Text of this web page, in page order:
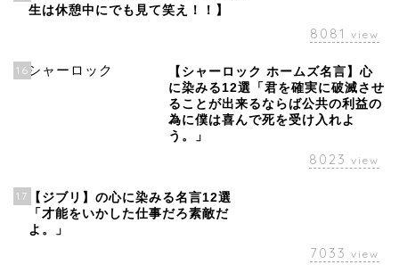
生は休憩中にでも見て笑え！！】
8081 view
16
【シャーロック ホームズ名言】心
に染みる12選「君を確実に破滅させ
ることが出来るならば公共の利益の
為に僕は喜んで死を受け入れよ
う。」
8023 view
17
【ジブリ】の心に染みる名言12選
「才能をいかした仕事だろ素敵だ
よ。」
7033 view